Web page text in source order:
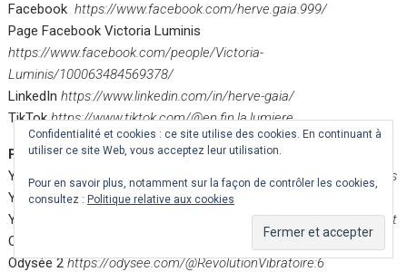
Facebookhttps://www.facebook.com/herve.gaia.999/
Page Facebook Victoria Luminis
https://www.facebook.com/people/Victoria-
Luminis/100063484569378/
LinkedInhttps://www.linkedin.com/in/herve-gaia/
TikTokhttps://www.tiktok.com/@en.fin.la.lumiere
PLATEFORMES VIDÉO
Youtube Radio Pléiades
https://www.youtube.com/@radiopleiades
Youtube Hervé Gaïahttps://www.youtube.com/@hervegaia
Youtube anglophone
https://www.youtube.com/@victoryofthelight
Odysée 1
https://odysee.com/@HerveGaia:9
Odysée 2https://odysee.com/@RevolutionVibratoire:6
Confidentialité et cookies : ce site utilise des cookies. En continuant à
utiliser ce site Web, vous acceptez leur utilisation.
Pour en savoir plus, notamment sur la façon de contrôler les cookies,
consultez : Politique relative aux cookies